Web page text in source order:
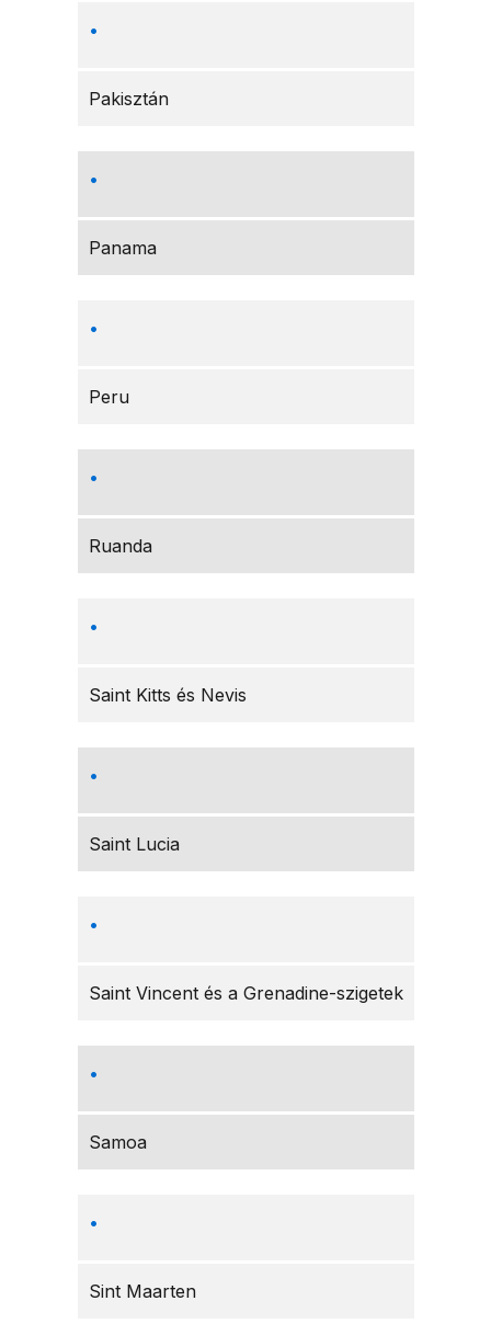
Pakisztán
Panama
Peru
Ruanda
Saint Kitts és Nevis
Saint Lucia
Saint Vincent és a Grenadine-szigetek
Samoa
Sint Maarten